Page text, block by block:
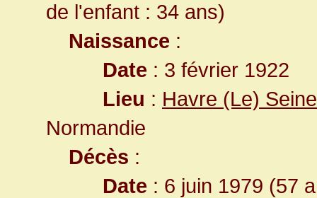
de l'enfant : 34 ans)
Naissance :
Date : 3 février 1922
Lieu : Havre (Le)
Normandie
Décès :
Date : 6 juin 1979 (57